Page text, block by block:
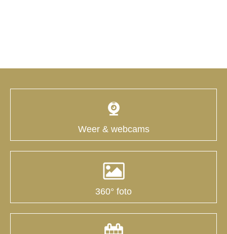
Weer & webcams
360° foto